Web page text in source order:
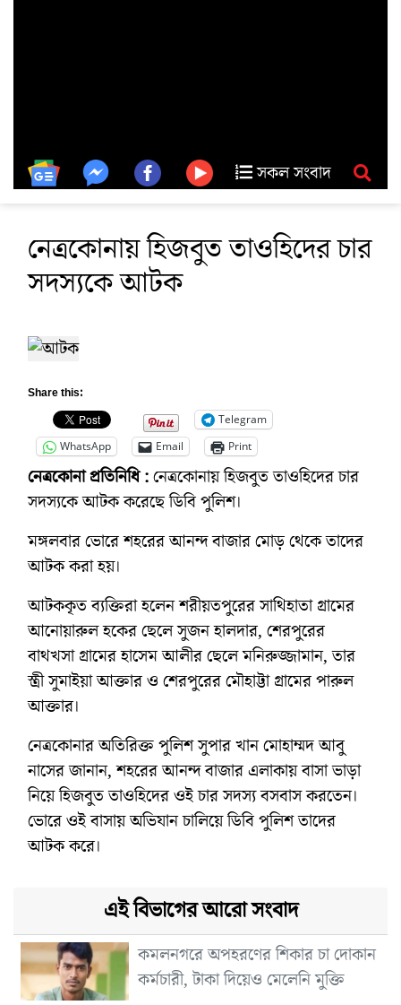
সকল সংবাদ
নেত্রকোনায় হিজবুত তাওহিদের চার
সদস্যকে আটক
Share this:
Telegram
WhatsApp
Email Print
নেত্রকোনা প্রতিনিধি :নেত্রকোনায় হিজবুত তাওহিদের চার
সদস্যকে আটক করেছে ডিবি পুলিশ।
মঙ্গলবার ভোরে শহরের আনন্দ বাজার মোড় থেকে তাদের
আটক করা হয়।
আটককৃত ব্যক্তিরা হলেন শরীয়তপুরের সাথিহাতা গ্রামের
আনোয়ারুল হকের ছেলে সুজন হালদার, শেরপুরের
বাথখসা গ্রামের হাসেম আলীর ছেলে মনিরুজ্জামান, তার
স্ত্রী সুমাইয়া আক্তার ও শেরপুরের মৌহাট্টা গ্রামের পারুল
আক্তার।
নেত্রকোনার অতিরিক্ত পুলিশ সুপার খান মোহাম্মদ আবু
নাসের জানান, শহরের আনন্দ বাজার এলাকায় বাসা ভাড়া
নিয়ে হিজবুত তাওহিদের ওই চার সদস্য বসবাস করতেন।
ভোরে ওই বাসায় অভিযান চালিয়ে ডিবি পুলিশ তাদের
আটক করে।
এই বিভাগের আরো সংবাদ
কমলনগরে অপহরণের শিকার চা দোকান
কর্মচারী, টাকা দিয়েও মেলেনি মুক্তি